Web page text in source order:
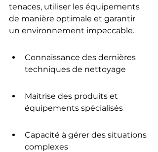
tenaces, utiliser les équipements
de manière optimale et garantir
un environnement impeccable.
Connaissance des dernières
techniques de nettoyage
Maitrise des produits et
équipements spécialisés
Capacité à gérer des situations
complexes